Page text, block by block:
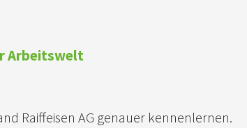
Arbeitswelt
Raiffeisen AG genauer kennenlernen.